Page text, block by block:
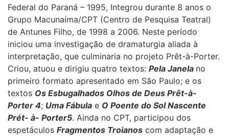
Federal do Paraná – 1995, Integrou durante 8 anos o
Grupo Macunaíma/CPT (Centro de Pesquisa Teatral)
de Antunes Filho, de 1998 a 2006. Neste período
iniciou uma investigação de dramaturgia aliada à
interpretação, que culminaria no projeto Prêt-à-Porter.
Criou, atuou e dirigiu quatro textos: Pela Janela no
primeiro formato apresentado em São Paulo; e os
textos Os Esbugalhados Olhos de Deus Prêt-à-
Porter 4; Uma Fábula e O Poente do Sol Nascente
Prét- à- Porter5. Ainda no CPT, participou dos
espetáculos Fragmentos Troianos com adaptação e